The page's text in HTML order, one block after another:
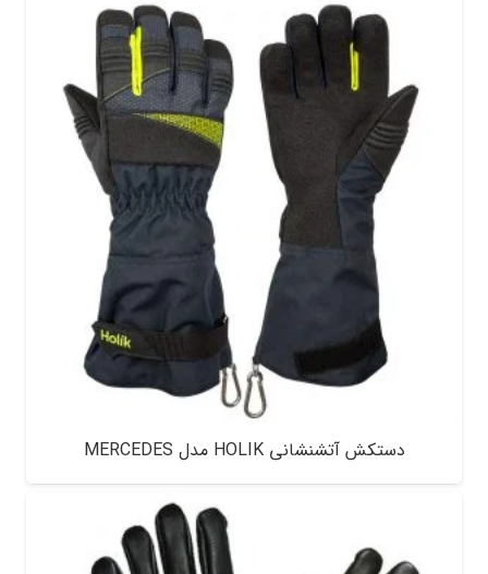
دستکش آتشنشانی HOLIK مدل MERCEDES